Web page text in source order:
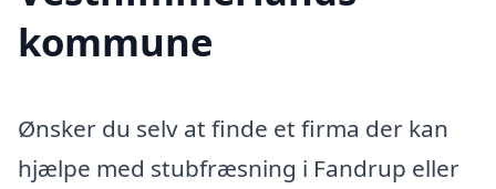
kommune
Ønsker du selv at finde et firma der kan
hjælpe med stubfræsning i Fandrup eller